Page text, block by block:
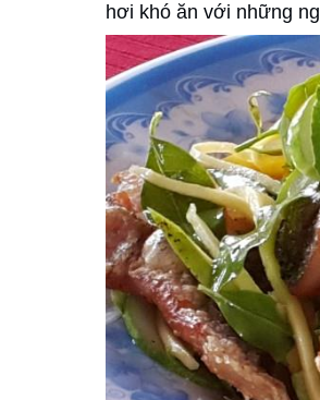
hơi khó ăn với những